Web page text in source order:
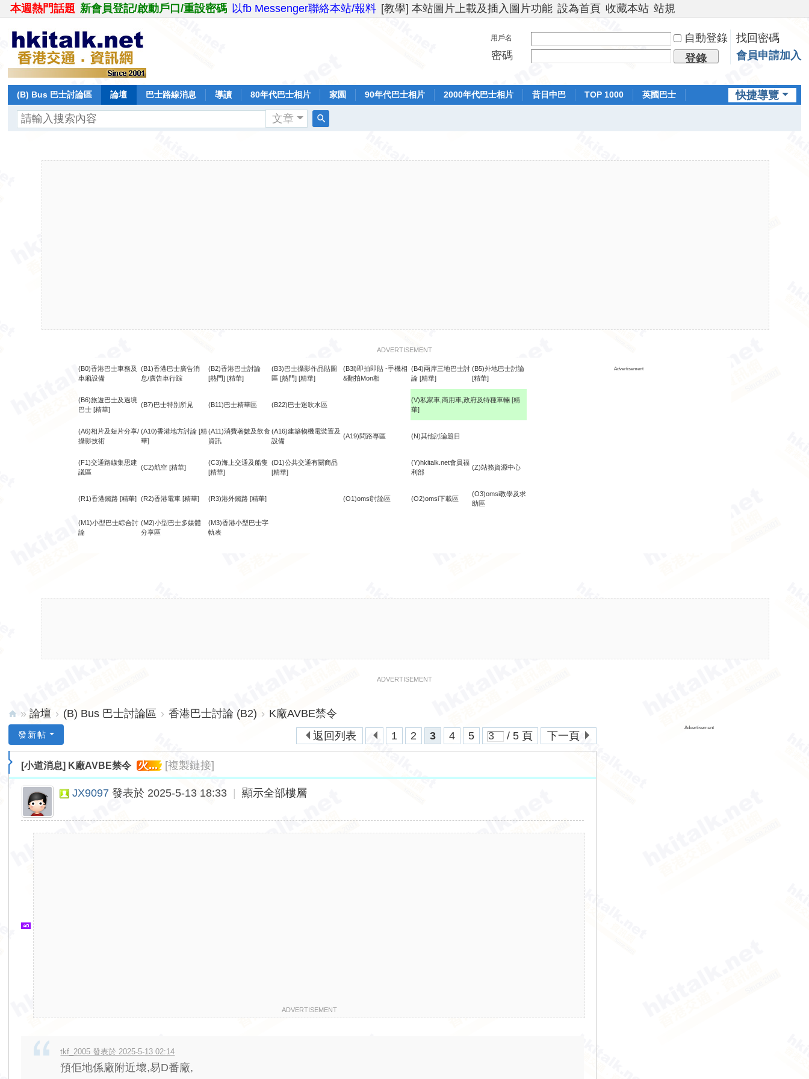
本週熱門話題 新會員登記/啟動戶口/重設密碼 以fb Messenger聯絡本站/報料 [教學] 本站圖片上載及插入圖片功能 設為首頁 收藏本站 站規
用戶名 自動登錄
找回密碼
密碼
登錄 會員申請加入
快捷導覽
(B) Bus 巴士討論區 論壇 巴士路線消息 導讀 80年代巴士相片 家園 90年代巴士相片 2000年代巴士相片 昔日中巴 TOP 1000
英國巴士
文章
ADVERTISEMENT
(B0)香港巴士車務及
車廂設備
(B1)香港巴士廣告消
息/廣告車行踪
(B2)香港巴士討論
[熱門] [精華]
(B3)巴士攝影作品貼圖
區 [熱門] [精華]
(B3i)即拍即貼 -手機相
&翻拍Mon相
(B4)兩岸三地巴士討
論 [精華]
(B5)外地巴士討論
[精華]
Advertisement
(B6)旅遊巴士及過境
巴士 [精華]
(B7)巴士特別所見 (B11)巴士精華區 (B22)巴士迷吹水區
(V)私家車,商用車,政府及特種車輛 [精
華]
(A6)相片及短片分享/
攝影技術
(A10)香港地方討論 [精
華]
(A11)消費著數及飲食
資訊
(A16)建築物機電裝置及
設備
(A19)問路專區 (N)其他討論題目
(F1)交通路線集思建
議區
(C2)航空 [精華]
(C3)海上交通及船隻
[精華]
(D1)公共交通有關商品
[精華]
(Y)hkitalk.net會員福
利部
(Z)站務資源中心
(R1)香港鐵路 [精華] (R2)香港電車 [精華] (R3)港外鐵路 [精華] (O1)omsi討論區 (O2)omsi下載區
(O3)omsi教學及求
助區
(M1)小型巴士綜合討
論
(M2)小型巴士多媒體
分享區
(M3)香港小型巴士字
軌表
ADVERTISEMENT
lk.
» 論壇 › (B) Bus 巴士討論區 › 香港巴士討論 (B2) › K廠AVBE禁令
1
2 3 4 5 / 5 頁 下一頁
返回列表
發新帖
[小道消息] K廠AVBE禁令 火... [複製鏈接]
JX9097 發表於 2025-5-13 18:33 顯示全部樓層
ADVERTISEMENT
tkf_2005 發表於 2025-5-13 02:14
預佢地係廠附近壞,易D番廠,
Advertisement